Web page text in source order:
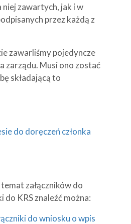
niej zawartych, jak i w
przez każdą z
zawarliśmy pojedyncze
zarządu. Musi ono zostać
składającą to
do doręczeń członka
załączników do
do KRS znaleźć można:
do wniosku o wpis